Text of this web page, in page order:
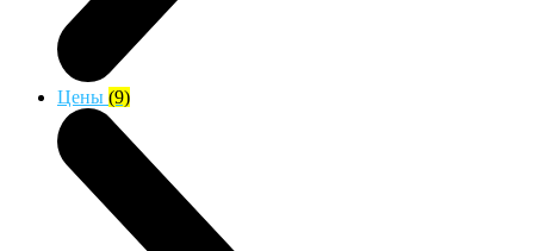
Цены (9)